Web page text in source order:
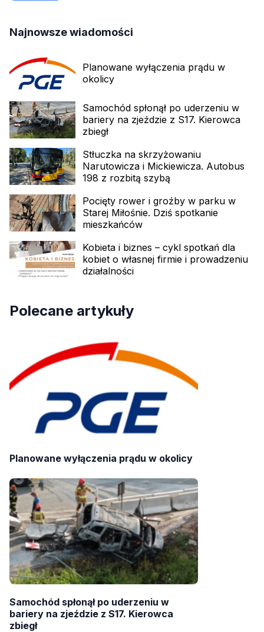
Najnowsze wiadomości
Planowane wyłączenia prądu w
okolicy
Samochód spłonął po uderzeniu w
bariery na zjeździe z S17. Kierowca
zbiegł
Stłuczka na skrzyżowaniu
Narutowicza i Mickiewicza. Autobus
198 z rozbitą szybą
Pocięty rower i groźby w parku w
Starej Miłośnie. Dziś spotkanie
mieszkańców
Kobieta i biznes – cykl spotkań dla
kobiet o własnej firmie i prowadzeniu
działalności
Polecane artykuły
Planowane wyłączenia prądu w okolicy
Samochód spłonął po uderzeniu w
bariery na zjeździe z S17. Kierowca
zbiegł